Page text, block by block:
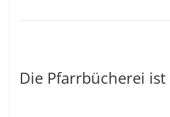
Die Pfarrbücherei